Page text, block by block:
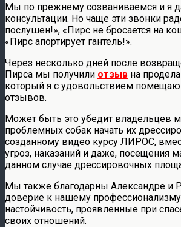
Мы по прежнему созваниваемся и я
консультации. Но чаще эти звонки
послушен!», «Пирс не бросается на
«Пирс апортирует гантель!».
Через несколько дней после
Пирса мы получили отзыв на
который я с удовольствием помещаю
отзывов.
Может быть это убедит владельцев
проблемных собак начать их
созданному видео курсу ЛИРОС,
угроз, наказаний и даже, посещения
данном случае дрессировочных
Мы также благодарны Александре и
доверие к нашему
настойчивость, проявленные при
своих отношений.